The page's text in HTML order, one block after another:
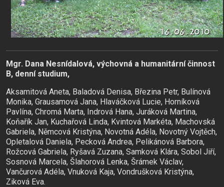
Mgr. Dana Nesnídalová, výchovná a humanitární činnost
B, denní studium,
Aksamitová Aneta, Baladová Denisa, Březina Petr, Bulínová
Monika, Grausamová Jana, Hlaváčková Lucie, Horníková
Pavlína, Chromá Marta, Indrová Hana, Juráková Martina,
Koňařík Jan, Kuchařová Linda, Kvintová Markéta, Machovská
Gabriela, Němcová Kristýna, Novotná Adéla, Novotný Vojtěch,
Opletalová Daniela, Pecková Andrea, Pelikánová Barbora,
Rožcová Gabriela, Ryšavá Zuzana, Samková Klára, Sobol Jiří,
Sosnová Marcela, Šlahorová Lenka, Šrámek Václav,
Vančurová Adéla, Vnuková Kaja, Vondrušková Kristýna,
Ziková Eva.